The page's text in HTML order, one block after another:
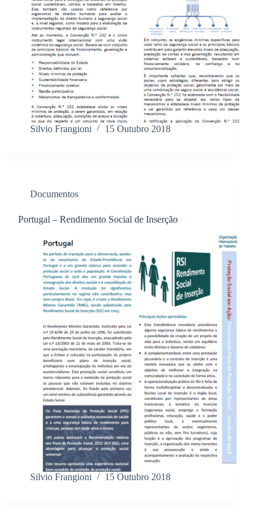
Silvio Frangioni 15 Outubro 2018
Documentos
Portugal – Rendimento Social de Inserção
Silvio Frangioni 15 Outubro 2018